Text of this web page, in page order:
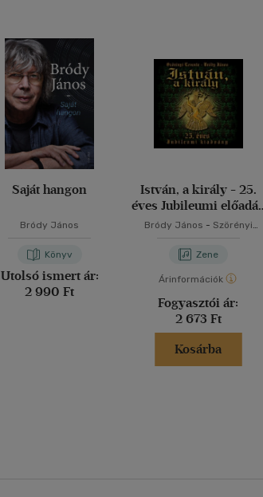
Saját hangon
Bródy János
Könyv
Utolsó ismert ár:
2 990 Ft
István, a király - 25.
éves Jubileumi
- 2 CD
Bródy János - Szörényi
Zene
Árinformációk
Fogyasztói ár:
2 673 Ft
Kosárba